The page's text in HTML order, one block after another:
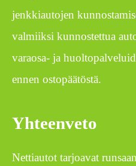
jenkkiautojen
valmiiksi kunnostettua
varaosa- ja
ennen ostopäätöstä.
Yhteenveto
Nettiautot tarjoavat